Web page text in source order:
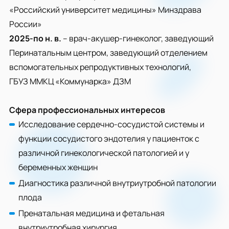
«Российский университет медицины» Минздрава
России»
2025-по н. в. – врач-акушер-гинеколог, заведующий
Перинатальным центром, заведующий отделением
вспомогательных репродуктивных технологий,
ГБУЗ ММКЦ «Коммунарка» ДЗМ
Сфера профессиональных интересов
Исследование сердечно-сосудистой системы и
функции сосудистого эндотелия у пациенток с
различной гинекологической патологией и у
беременных женщин
Диагностика различной внутриутробной патологии
плода
Пренатальная медицина и фетальная